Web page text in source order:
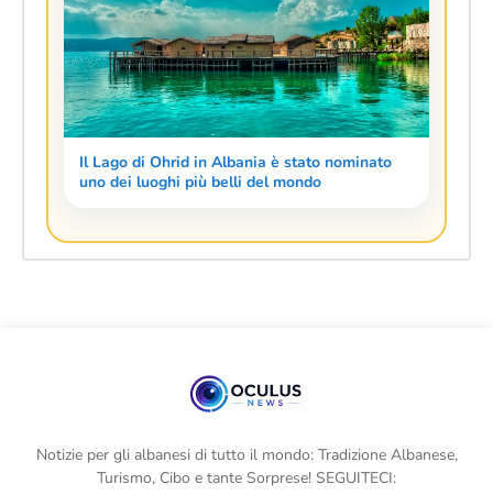
Il Lago di Ohrid in Albania è stato nominato
uno dei luoghi più belli del mondo
Notizie per gli albanesi di tutto il mondo: Tradizione Albanese,
Turismo, Cibo e tante Sorprese! SEGUITECI: